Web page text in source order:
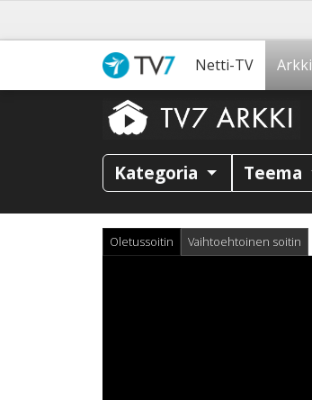
Netti-TV Arkki
Kategoria Teema
Oletussoitin Vaihtoehtoinen soitin